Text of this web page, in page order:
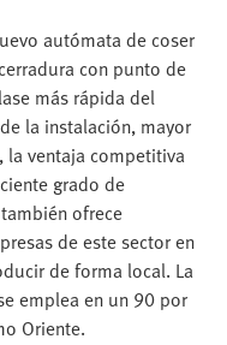
autómata de coser
con punto de
más rápida del
la instalación, mayor
la ventaja competitiva
grado de
ofrece
de este sector en
de forma local. La
emplea en un 90 por
Oriente.